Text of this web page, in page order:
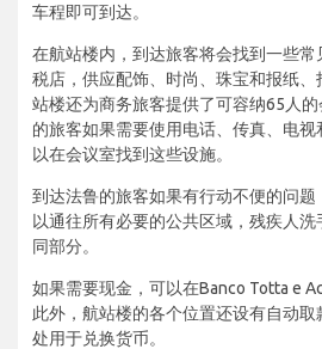
车程即可到达。
在航站楼内，到达旅客将会找到一些
税店，供应配饰、时尚、珠宝和报纸
站楼还为商务旅客提供了可容纳65人
的旅客如果需要使用电话、传真、电
以在会议室找到这些设施。
到达法鲁的旅客如果有行动不便的问
以通往所有必要的公共区域，残疾人
同部分。
如果需要现金，可以在Banco Totta e
此外，航站楼的各个位置还设有自动
处用于兑换货币。